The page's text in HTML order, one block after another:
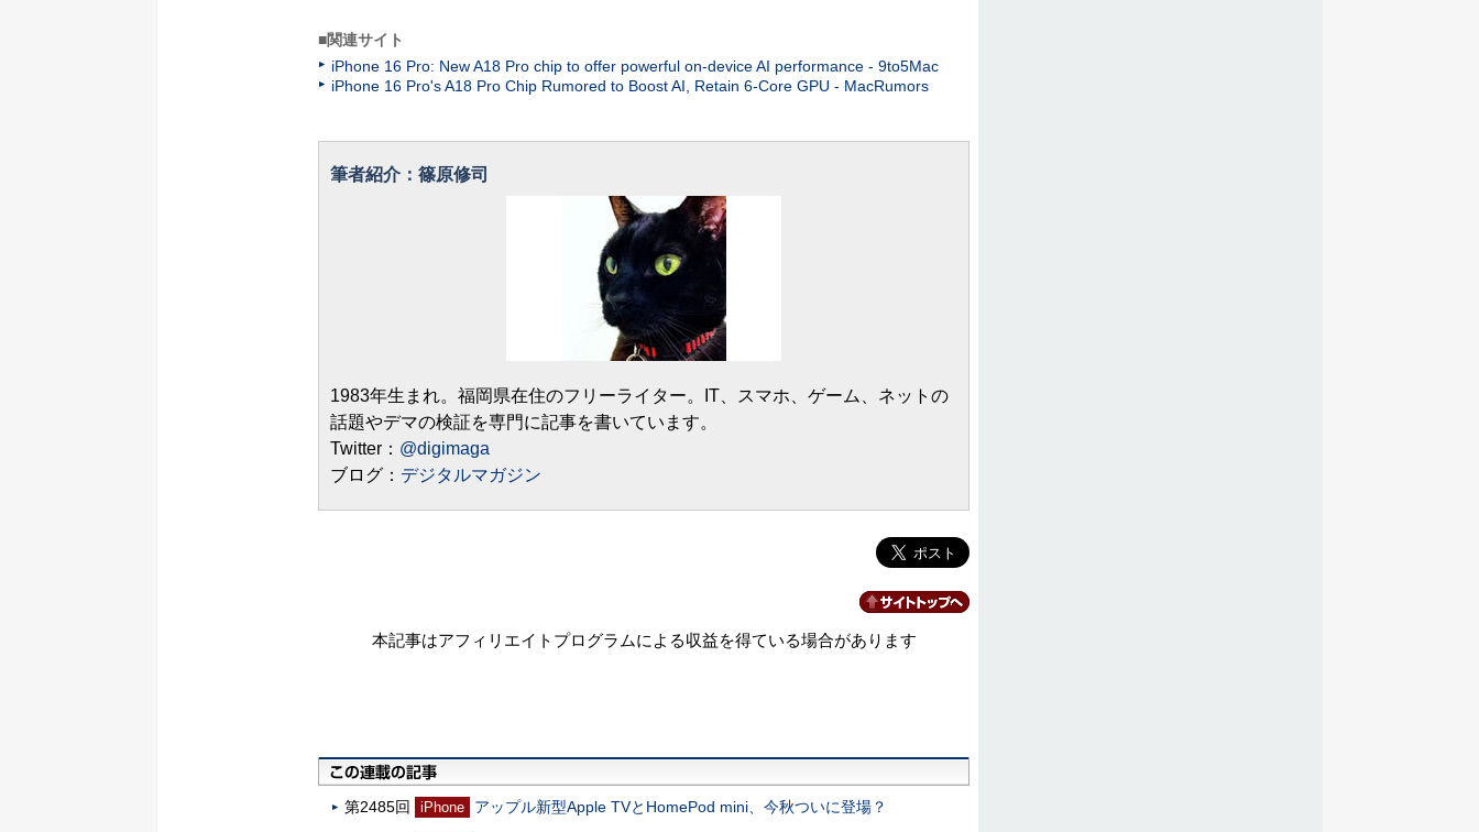
■関連サイト
iPhone 16 Pro: New A18 Pro chip to offer powerful on-device AI performance - 9to5Mac
iPhone 16 Pro's A18 Pro Chip Rumored to Boost AI, Retain 6-Core GPU - MacRumors
筆者紹介：篠原修司
1983年生まれ。福岡県在住のフリーライター。IT、スマホ、ゲーム、ネットの
話題やデマの検証を専門に記事を書いています。
Twitter： @digimaga
ブログ： デジタルマガジン
本記事はアフィリエイトプログラムによる収益を得ている場合があります
第2485回 iPhone アップル新型Apple TVとHomePod mini、今秋ついに登場？